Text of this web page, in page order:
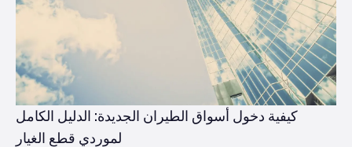
كيفية دخول أسواق الطيران الجديدة: الدليل الكامل
لموردي قطع الغيار